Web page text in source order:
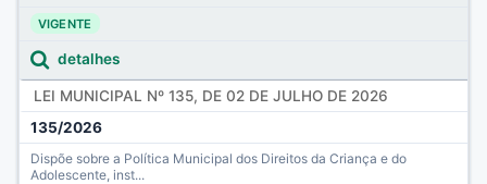
VIGENTE
detalhes
LEI MUNICIPAL Nº 135, DE 02 DE JULHO DE 2026
135/2026
Dispõe sobre a Política Municipal dos Direitos da Criança e do
Adolescente, inst...